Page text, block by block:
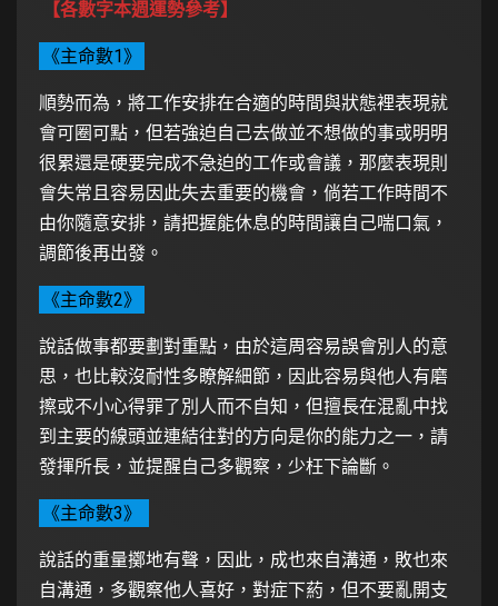
【各數字本週運勢參考】
《主命數1》
順勢而為，將工作安排在合適的時間與狀態裡表現就
會可圈可點，但若強迫自己去做並不想做的事或明明
很累還是硬要完成不急迫的工作或會議，那麼表現則
會失常且容易因此失去重要的機會，倘若工作時間不
由你隨意安排，請把握能休息的時間讓自己喘口氣，
調節後再出發。
《主命數2》
說話做事都要劃對重點，由於這周容易誤會別人的意
思，也比較沒耐性多瞭解細節，因此容易與他人有磨
擦或不小心得罪了別人而不自知，但擅長在混亂中找
到主要的線頭並連結往對的方向是你的能力之一，請
發揮所長，並提醒自己多觀察，少枉下論斷。
《主命數3》
說話的重量擲地有聲，因此，成也來自溝通，敗也來
自溝通，多觀察他人喜好，對症下葯，但不要亂開支